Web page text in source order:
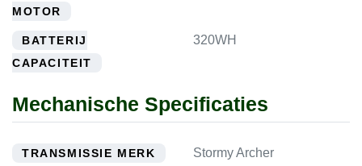
MOTOR
BATTERIJ
CAPACITEIT
320WH
Mechanische Specificaties
TRANSMISSIE MERK Stormy Archer